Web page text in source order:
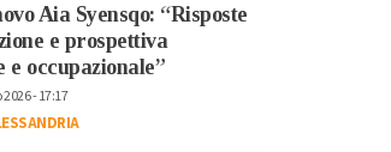
Aia Syensqo: “Risposte
e prospettiva
occupazionale”
- 17:17